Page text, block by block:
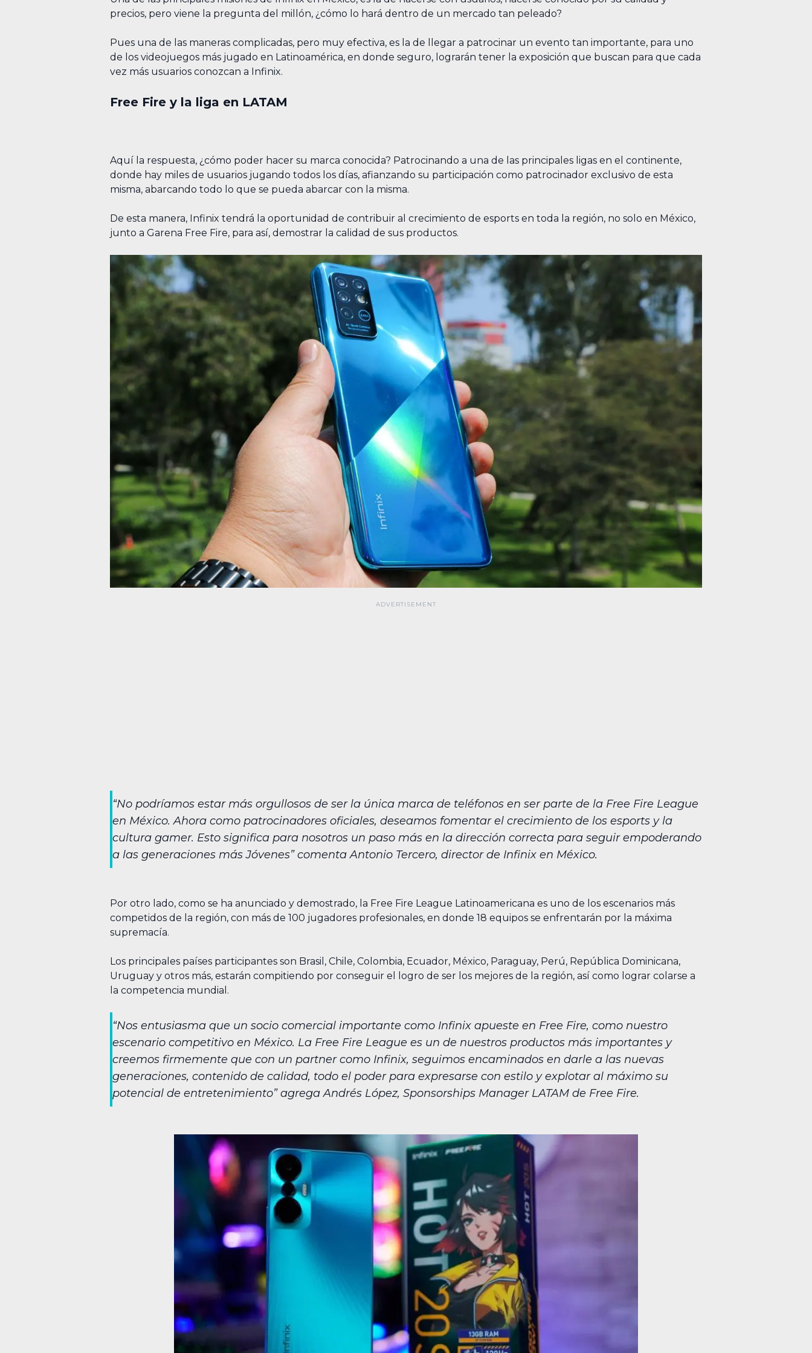
precios, pero viene la pregunta del millón, ¿cómo lo hará dentro de un mercado tan peleado?
Pues una de las maneras complicadas, pero muy efectiva, es la de llegar a patrocinar un evento tan importante, para uno
de los videojuegos más jugado en Latinoamérica, en donde seguro, lograrán tener la exposición que buscan para que cada
vez más usuarios conozcan a Infinix.
Free Fire y la liga en LATAM
Aquí la respuesta, ¿cómo poder hacer su marca conocida? Patrocinando a una de las principales ligas en el continente,
donde hay miles de usuarios jugando todos los días, afianzando su participación como patrocinador exclusivo de esta
misma, abarcando todo lo que se pueda abarcar con la misma.
De esta manera, Infinix tendrá la oportunidad de contribuir al crecimiento de esports en toda la región, no solo en México,
junto a Garena Free Fire, para así, demostrar la calidad de sus productos.
“No podríamos estar más orgullosos de ser la única marca de teléfonos en ser parte de la Free Fire League
en México. Ahora como patrocinadores oficiales, deseamos fomentar el crecimiento de los esports y la
cultura gamer. Esto significa para nosotros un paso más en la dirección correcta para seguir empoderando
a las generaciones más Jóvenes” comenta Antonio Tercero, director de Infinix en México.
Por otro lado, como se ha anunciado y demostrado, la Free Fire League Latinoamericana es uno de los escenarios más
competidos de la región, con más de 100 jugadores profesionales, en donde 18 equipos se enfrentarán por la máxima
supremacía.
Los principales países participantes son Brasil, Chile, Colombia, Ecuador, México, Paraguay, Perú, República Dominicana,
Uruguay y otros más, estarán compitiendo por conseguir el logro de ser los mejores de la región, así como lograr colarse a
la competencia mundial.
“Nos entusiasma que un socio comercial importante como Infinix apueste en Free Fire, como nuestro
escenario competitivo en México. La Free Fire League es un de nuestros productos más importantes y
creemos firmemente que con un partner como Infinix, seguimos encaminados en darle a las nuevas
generaciones, contenido de calidad, todo el poder para expresarse con estilo y explotar al máximo su
potencial de entretenimiento” agrega Andrés López, Sponsorships Manager LATAM de Free Fire.